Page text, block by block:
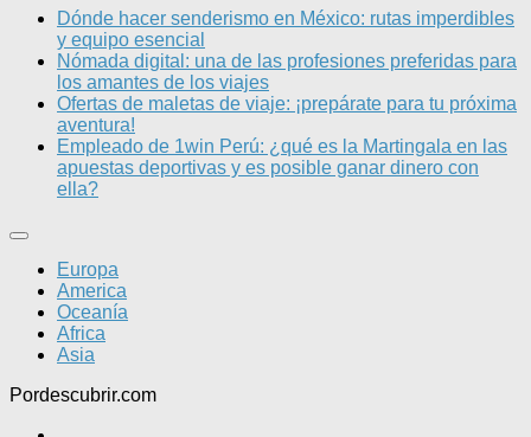
Dónde hacer senderismo en México: rutas imperdibles
y equipo esencial
Nómada digital: una de las profesiones preferidas para
los amantes de los viajes
Ofertas de maletas de viaje: ¡prepárate para tu próxima
aventura!
Empleado de 1win Perú: ¿qué es la Martingala en las
apuestas deportivas y es posible ganar dinero con
ella?
Europa
America
Oceanía
Africa
Asia
Pordescubrir.com